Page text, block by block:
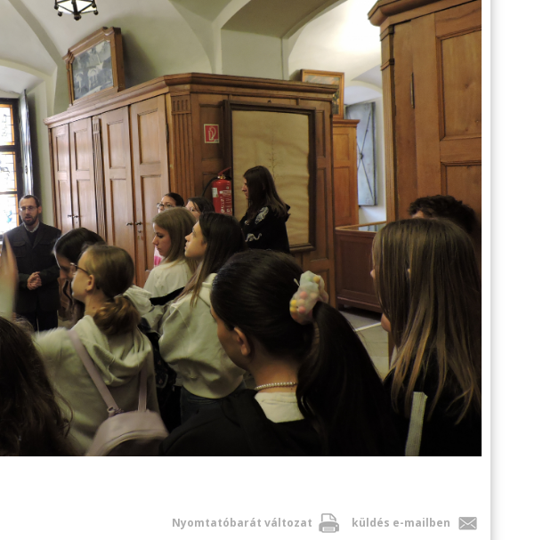
Nyomtatóbarát változat küldés e-mailben